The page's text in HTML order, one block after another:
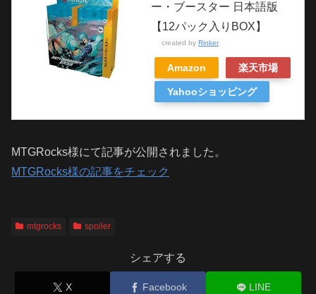
ー・ブースター 日本語版
【12パック入りBOX】
created by Rinker
Amazon 楽天市場
Yahooショッピング
MTGRocks様にて記事が公開されました。
MTGRocks様の記事をチェック
mtgrocks spoiler
シェアする
X Facebook LINE